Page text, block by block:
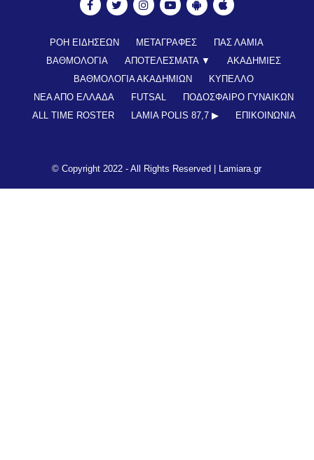
ΡΟΗ ΕΙΔΗΣΕΩΝ ΜΕΤΑΓΡΑΦΕΣ
ΠΑΣ ΛΑΜΙΑ
ΒΑΘΜΟΛΟΓΙΑ
ΑΠΟΤΕΛΕΣΜΑΤΑ ▼
ΑΚΑΔΗΜΙΕΣ
ΒΑΘΜΟΛΟΓΙΑ ΑΚΑΔΗΜΙΩΝ
ΚΥΠΕΛΛΟ
ΝΕΑ ΑΠΟ ΕΛΛΑΔΑ
FUTSAL
ΠΟΔΟΣΦΑΙΡΟ ΓΥΝΑΙΚΩΝ
ALL TIME ROSTER
LAMIA POLIS 87,7 ▶︎ ΕΠΙΚΟΙΝΩΝΊΑ
© Copyright 2022 - All Rights Reserved | Lamiara.gr